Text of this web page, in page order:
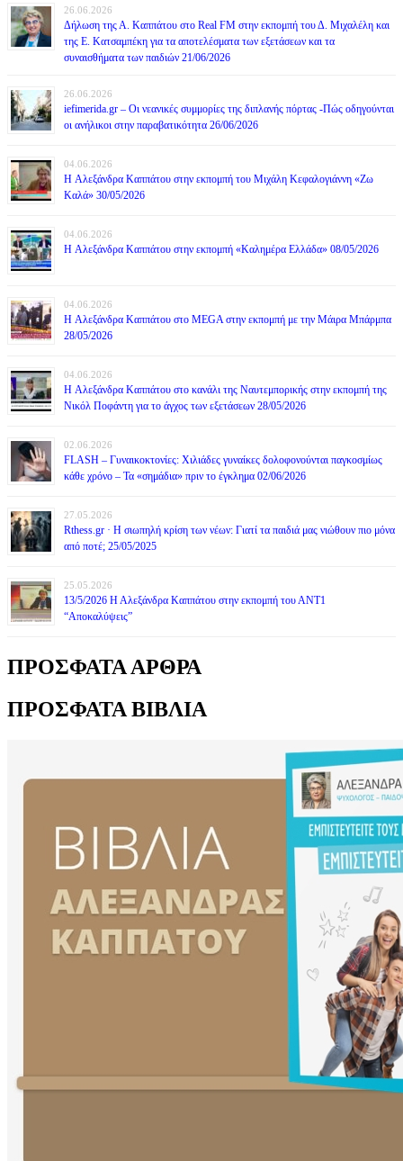
26.06.2026
Δήλωση της Α. Καππάτου στο Real FM στην εκπομπή του Δ. Μιχαλέλη και
της Ε. Κατσαμπέκη για τα αποτελέσματα των εξετάσεων και τα
συναισθήματα των παιδιών 21/06/2026
26.06.2026
iefimerida.gr – Οι νεανικές συμμορίες της διπλανής πόρτας -Πώς οδηγούνται
οι ανήλικοι στην παραβατικότητα 26/06/2026
04.06.2026
H Αλεξάνδρα Καππάτου στην εκπομπή του Μιχάλη Κεφαλογιάννη «Ζω
Καλά» 30/05/2026
04.06.2026
H Αλεξάνδρα Καππάτου στην εκπομπή «Καλημέρα Ελλάδα» 08/05/2026
04.06.2026
H Αλεξάνδρα Καππάτου στο MEGA στην εκπομπή με την Μάιρα Mπάρμπα
28/05/2026
04.06.2026
H Αλεξάνδρα Καππάτου στο κανάλι της Ναυτεμπορικής στην εκπομπή της
Νικόλ Ποφάντη για το άγχος των εξετάσεων 28/05/2026
02.06.2026
FLASH – Γυναικοκτονίες: Χιλιάδες γυναίκες δολοφονούνται παγκοσμίως
κάθε χρόνο – Τα «σημάδια» πριν το έγκλημα 02/06/2026
27.05.2026
Rthess.gr · Η σιωπηλή κρίση των νέων: Γιατί τα παιδιά μας νιώθουν πιο μόνα
από ποτέ; 25/05/2025
25.05.2026
13/5/2026 Η Αλεξάνδρα Καππάτου στην εκπομπή του ΑΝΤ1
“Αποκαλύψεις”
ΠΡΟΣΦΑΤΑ ΑΡΘΡΑ
ΠΡΟΣΦΑΤΑ ΒΙΒΛΙΑ